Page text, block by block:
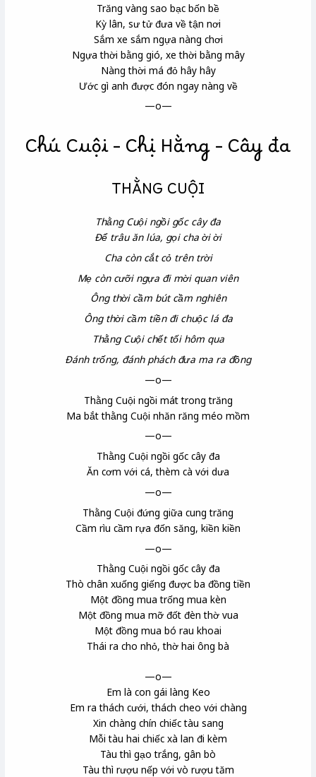
Trăng vàng sao bạc bốn bề
Kỳ lân, sư tử đưa về tận nơi
Sắm xe sắm ngựa nàng chơi
Ngựa thời bằng gió, xe thời bằng mây
Nàng thời má đỏ hây hây
Ước gì anh được đón ngay nàng về
—o—
Chú Cuội – Chị Hằng – Cây đa
THẰNG CUỘI
Thằng Cuội ngồi gốc cây đa
Để trâu ăn lúa, gọi cha ời ời
Cha còn cắt cỏ trên trời
Mẹ còn cưỡi ngựa đi mời quan viên
Ông thời cầm bút cầm nghiên
Ông thời cầm tiền đi chuộc lá đa
Thằng Cuội chết tối hôm qua
Đánh trống, đánh phách đưa ma ra đồng
—o—
Thằng Cuội ngồi mát trong trăng
Ma bắt thằng Cuội nhăn răng méo mồm
—o—
Thằng Cuội ngồi gốc cây đa
Ăn cơm với cá, thèm cà với dưa
—o—
Thằng Cuội đứng giữa cung trăng
Cầm rìu cầm rựa đốn săng, kiền kiền
—o—
Thằng Cuội ngồi gốc cây đa
Thò chân xuống giếng được ba đồng tiền
Một đồng mua trống mua kèn
Một đồng mua mỡ đốt đèn thờ vua
Một đồng mua bó rau khoai
Thái ra cho nhỏ, thờ hai ông bà
—o—
Em là con gái làng Keo
Em ra thách cưới, thách cheo với chàng
Xin chàng chín chiếc tàu sang
Mỗi tàu hai chiếc xà lan đi kèm
Tàu thì gạo trắng, gân bò
Tàu thì rượu nếp với vò rượu tăm